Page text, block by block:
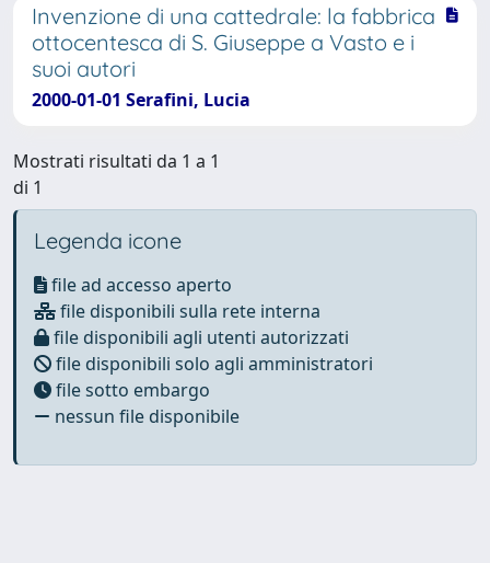
Invenzione di una cattedrale: la fabbrica
ottocentesca di S. Giuseppe a Vasto e i
suoi autori
2000-01-01 Serafini, Lucia
Mostrati risultati da 1 a 1
di 1
Legenda icone
file ad accesso aperto
file disponibili sulla rete interna
file disponibili agli utenti autorizzati
file disponibili solo agli amministratori
file sotto embargo
nessun file disponibile